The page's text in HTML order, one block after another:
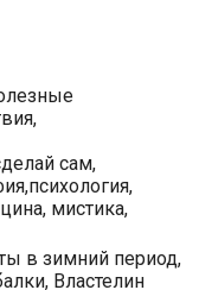
сам,
мистика,
в зимний период,
Властелин